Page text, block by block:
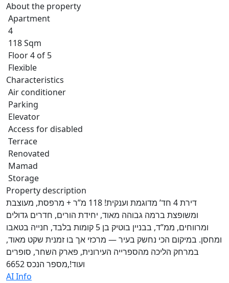
About the property
Apartment
4
118 Sqm
Floor 4 of 5
Flexible
Characteristics
Air conditioner
Parking
Elevator
Access for disabled
Terrace
Renovated
Mamad
Storage
Property description
דירת 4 חד’ מדוגמת וענקית! 118 מ”ר + מרפסת, מעוצבת
ומשופצת ברמה גבוהה מאוד, יחידת הורים, חדרים גדולים
ומרווחים, ממ”ד, בבניין בוטיק בן 5 קומות בלבד, חנייה בטאבו
ומחסן. במיקום הכי נחשק בעיר — מרכזי אך בו זמנית שקט מאוד,
במרחק הליכה מהספרייה העירונית, פארק השחר, סופרים
ועוד!,מספר הנכס 6652
AI Info